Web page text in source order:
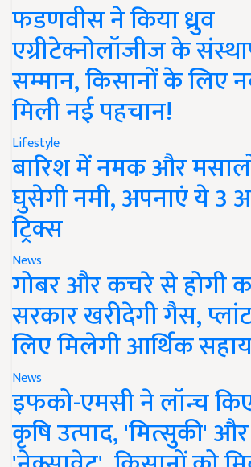
फडणवीस ने किया ध्रुव
एग्रीटेक्नोलॉजीज के
सम्मान, किसानों के लिए
मिली नई पहचान!
Lifestyle
बारिश में नमक और
घुसेगी नमी, अपनाएं ये 3
ट्रिक्स
News
गोबर और कचरे से होगी
सरकार खरीदेगी गैस,
लिए मिलेगी आर्थिक
News
इफको-एमसी ने लॉन्च
कृषि उत्पाद, 'मित्सुकी' और